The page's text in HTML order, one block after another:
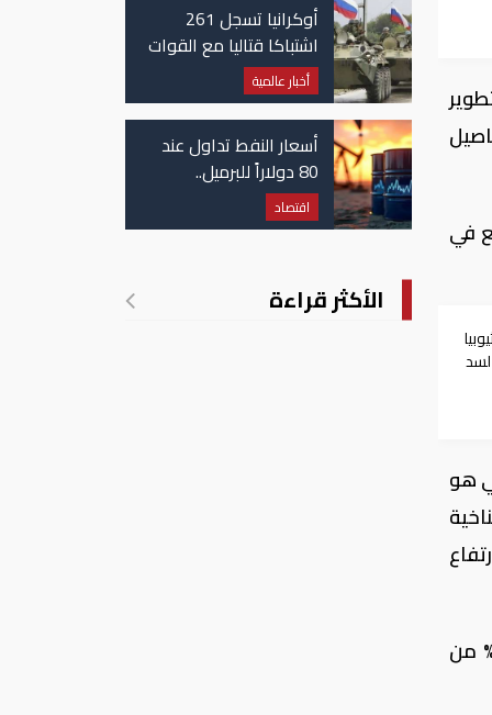
في
لسد
هو
المياه في مصر تصل إلى 42 مليار متر مكعب سنويا، في المقابل نستورد 60% من
أوكرانيا تسجل 261
اشتباكا قتاليا مع القوات
الروسية
أخبار عالمية
أسعار النفط تداول عند
80 دولاراً للبرميل..
وتراجع الأسهم
الأمريكية
اقتصاد
الأكثر قراءة